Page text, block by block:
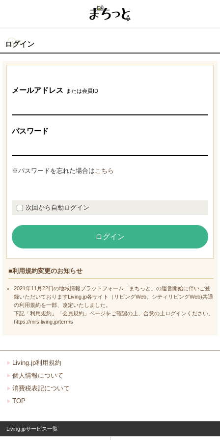
ログイン
メールアドレス または会員ID
パスワード
※パスワードを忘れた場合はこちら
次回から自動ログイン
ログイン
■利用規約変更のお知らせ
2021年11月22日の地域情報プラットフォーム「まちっと」の運営開始に伴いご登
録いただいておりますLiving.jp各サイト（リビングWeb、シティリビングWeb)共通
の利用規約を一部、改定いたしました。
下記「利用規約」「会員規約」ページをご確認の上、合意の上ログインください。
https://mrs.living.jp/terms
Living.jp利用規約
個人情報について
消費税表記について
TOP
Living.jpサービス一覧